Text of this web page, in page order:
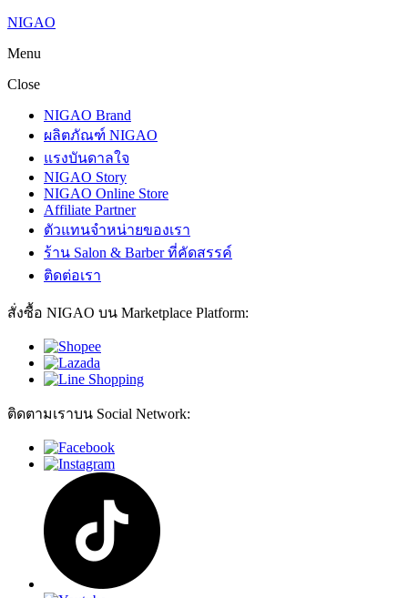
NIGAO
Menu
Close
NIGAO Brand
ผลิตภัณฑ์ NIGAO
แรงบันดาลใจ
NIGAO Story
NIGAO Online Store
Affiliate Partner
ตัวแทนจำหน่ายของเรา
ร้าน Salon & Barber ที่คัดสรรค์
ติดต่อเรา
สั่งซื้อ NIGAO บน Marketplace Platform:
ติดตามเราบน Social Network: